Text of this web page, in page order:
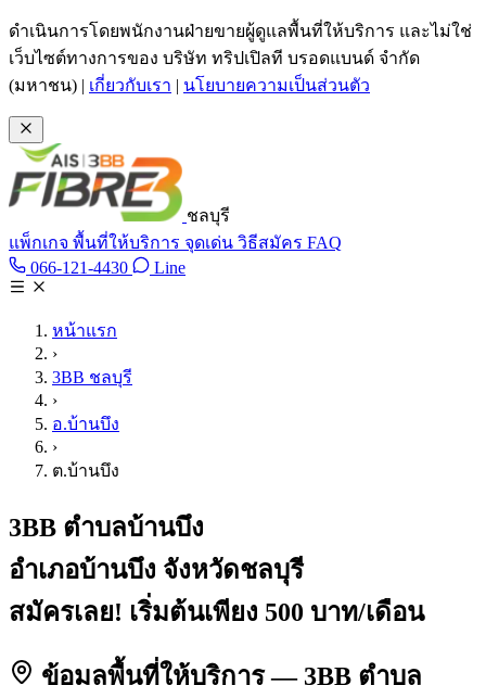
ข้ามไปเนื้อหาหลัก
ดำเนินการโดยพนักงานฝ่ายขายผู้ดูแลพื้นที่ให้บริการ และไม่ใช่
เว็บไซต์ทางการของ บริษัท ทริปเปิลที บรอดแบนด์ จำกัด
(มหาชน) | เกี่ยวกับเรา | นโยบายความเป็นส่วนตัว
ชลบุรี
แพ็กเกจ พื้นที่ให้บริการ จุดเด่น วิธีสมัคร FAQ
066-121-4430 โทร 066-121-4430
LineLine @tan3bb
หน้าแรก
›
3BB ชลบุรี
›
อ.บ้านบึง
›
ต.บ้านบึง
3BB ตำบลบ้านบึง
อำเภอบ้านบึง จังหวัดชลบุรี
สมัครเลย! เริ่มต้นเพียง 500 บาท/เดือน
ข้อมูลพื้นที่ให้บริการ — 3BB ตำบล